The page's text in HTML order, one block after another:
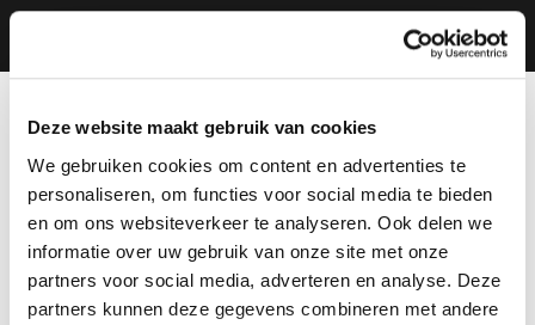
Deze website maakt gebruik van cookies
We gebruiken cookies om content en advertenties te
personaliseren, om functies voor social media te bieden
en om ons websiteverkeer te analyseren. Ook delen we
informatie over uw gebruik van onze site met onze
partners voor social media, adverteren en analyse. Deze
partners kunnen deze gegevens combineren met andere